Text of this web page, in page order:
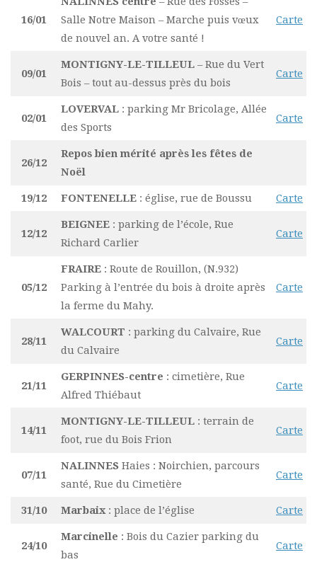
16/01
Salle Notre Maison – Marche puis vœux
de nouvel an. A votre santé !
Carte
09/01
MONTIGNY-LE-TILLEUL – Rue du Vert
Bois – tout au-dessus près du bois
Carte
02/01
LOVERVAL : parking Mr Bricolage, Allée
des Sports
Carte
26/12
Repos bien mérité après les fêtes de
Noël
19/12 FONTENELLE : église, rue de Boussu Carte
12/12
BEIGNEE : parking de l’école, Rue
Richard Carlier
Carte
05/12
FRAIRE : Route de Rouillon, (N.932)
Parking à l’entrée du bois à droite après
la ferme du Mahy.
Carte
28/11
WALCOURT : parking du Calvaire, Rue
du Calvaire
Carte
21/11
GERPINNES-centre : cimetière, Rue
Alfred Thiébaut
Carte
14/11
MONTIGNY-LE-TILLEUL : terrain de
foot, rue du Bois Frion
Carte
07/11
NALINNES Haies : Noirchien, parcours
santé, Rue du Cimetière
Carte
31/10 Marbaix : place de l’église Carte
24/10
Marcinelle : Bois du Cazier parking du
bas
Carte